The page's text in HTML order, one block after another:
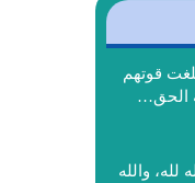
قوتهم
الحق…
والله